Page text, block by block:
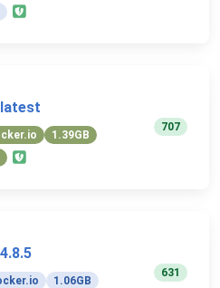
1.39GB
707
1.06GB
631